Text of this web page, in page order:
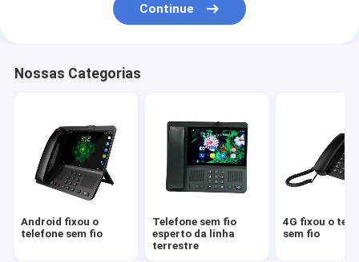
SIM Card Wireless Phone
Telefone sem fio fixo com ponto quente
router de 4G WIFI LTE
Continue
Nossas Categorias
Android fixou o
telefone sem fio
Telefone sem fio
esperto da linha
terrestre
4G fixou o
sem fio